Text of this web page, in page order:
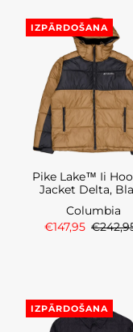
IZPĀRDOŠANA
Pike Lake™ Ii
Jacket Delta,
Columbia
€147,95
IZPĀRDOŠANA